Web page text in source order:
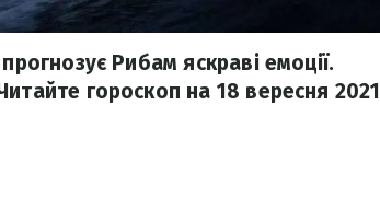
Рибам яскраві емоції.
гороскоп на 18 вересня 2021